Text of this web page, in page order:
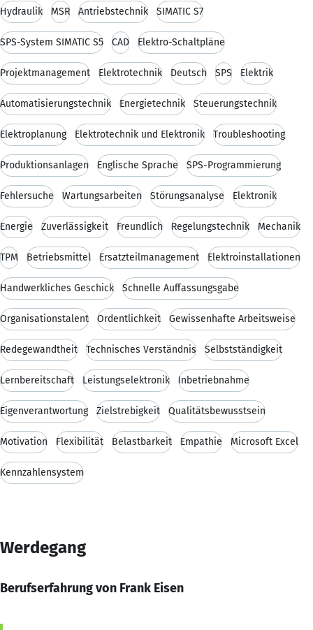
Hydraulik MSR Antriebstechnik SIMATIC S7
SPS-System SIMATIC S5 CAD Elektro-Schaltpläne
Projektmanagement Elektrotechnik Deutsch SPS Elektrik
Automatisierungstechnik Energietechnik Steuerungstechnik
Elektroplanung Elektrotechnik und Elektronik Troubleshooting
Produktionsanlagen Englische Sprache SPS-Programmierung
Fehlersuche Wartungsarbeiten Störungsanalyse Elektronik
Energie Zuverlässigkeit Freundlich Regelungstechnik Mechanik
TPM Betriebsmittel Ersatzteilmanagement Elektroinstallationen
Handwerkliches Geschick Schnelle Auffassungsgabe
Organisationstalent Ordentlichkeit Gewissenhafte Arbeitsweise
Redegewandtheit Technisches Verständnis Selbstständigkeit
Lernbereitschaft Leistungselektronik Inbetriebnahme
Eigenverantwortung Zielstrebigkeit Qualitätsbewusstsein
Motivation Flexibilität Belastbarkeit Empathie Microsoft Excel
Kennzahlensystem
Werdegang
Berufserfahrung von Frank Eisen